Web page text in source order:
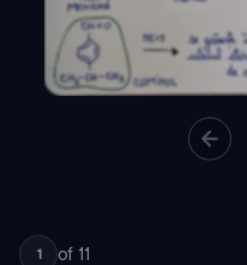
1 of 11